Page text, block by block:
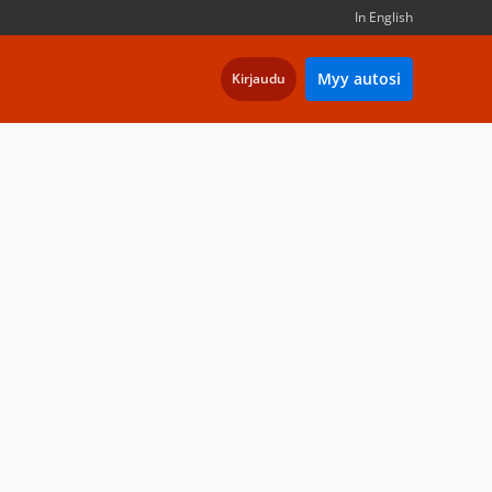
In English
Kirjaudu Myy autosi